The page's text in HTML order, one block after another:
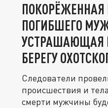
ПОГИБШЕГО
УСТРАШАЮЩАЯ
БЕРЕГУ
Следователи
происшествия и
смерти мужчины